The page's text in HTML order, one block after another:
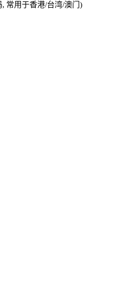
常用于香港/台湾/澳门)